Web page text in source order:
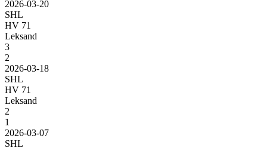
2026-03-20
SHL
HV 71
Leksand
3
2
2026-03-18
SHL
HV 71
Leksand
2
1
2026-03-07
SHL